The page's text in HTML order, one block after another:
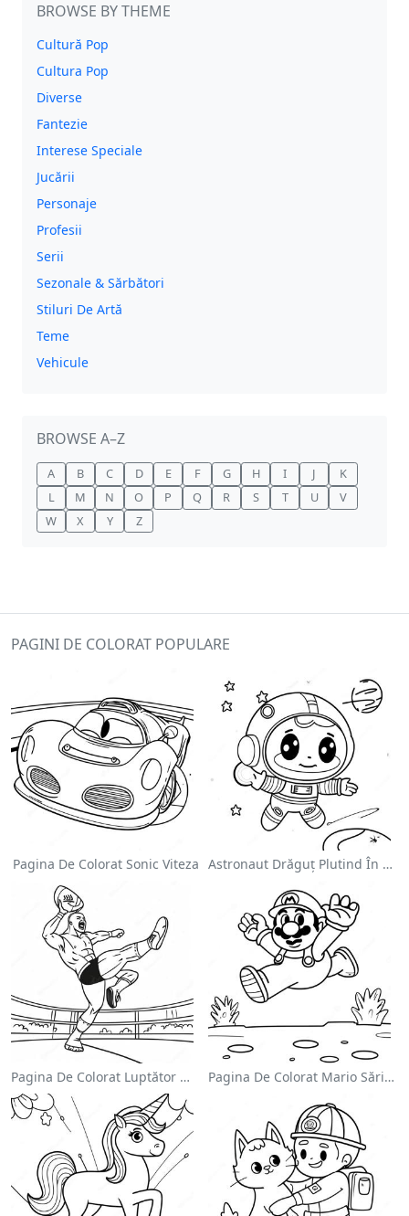
BROWSE BY THEME
Cultură Pop
Cultura Pop
Diverse
Fantezie
Interese Speciale
Jucării
Personaje
Profesii
Serii
Sezonale & Sărbători
Stiluri De Artă
Teme
Vehicule
BROWSE A–Z
A B C D E F G H I J
K
L
M N O P Q R S T U
V
W
X Y Z
PAGINI DE COLORAT POPULARE
Pagina De Colorat Sonic Viteza Astronaut Drăguț Plutind În Spațiu - Pagina De Colorat
Pagina De Colorat Luptător Wwe Sărind Pe Inamic Pagina De Colorat Mario Sărind Peste Goombas